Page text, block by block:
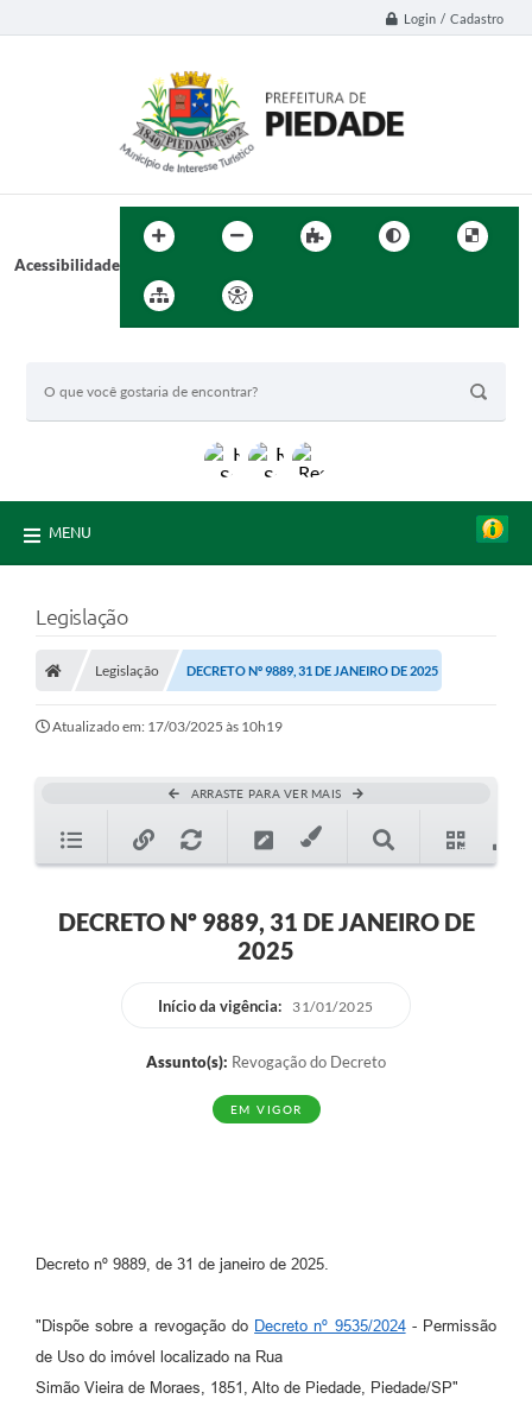
Login / Cadastro
Acessibilidade
MENU
Legislação
Legislação DECRETO Nº 9889, 31 DE JANEIRO DE 2025
Atualizado em: 17/03/2025 às 10h19
ARRASTE PARA VER MAIS
DECRETO Nº 9889, 31 DE JANEIRO DE
2025
Início da vigência: 31/01/2025
Assunto(s): Revogação do Decreto
EM VIGOR
Decreto nº 9889, de 31 de janeiro de 2025.
"Dispõe sobre a revogação do Decreto nº 9535/2024- Permissão
de Uso do imóvel localizado na Rua
Simão Vieira de Moraes, 1851, Alto de Piedade, Piedade/SP"